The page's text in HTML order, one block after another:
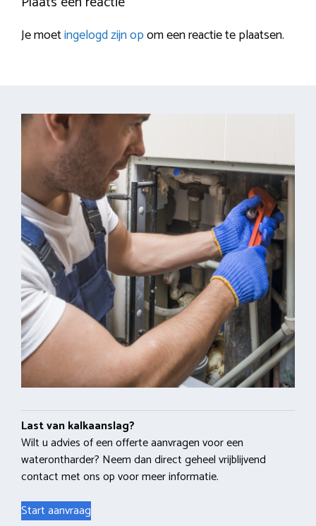
Je moetingelogd zijn opom een reactie te plaatsen.
Last van kalkaanslag?
Wilt u advies of een offerte aanvragen voor een
waterontharder? Neem dan direct geheel vrijblijvend
contact met ons op voor meer informatie.
Start aanvraag